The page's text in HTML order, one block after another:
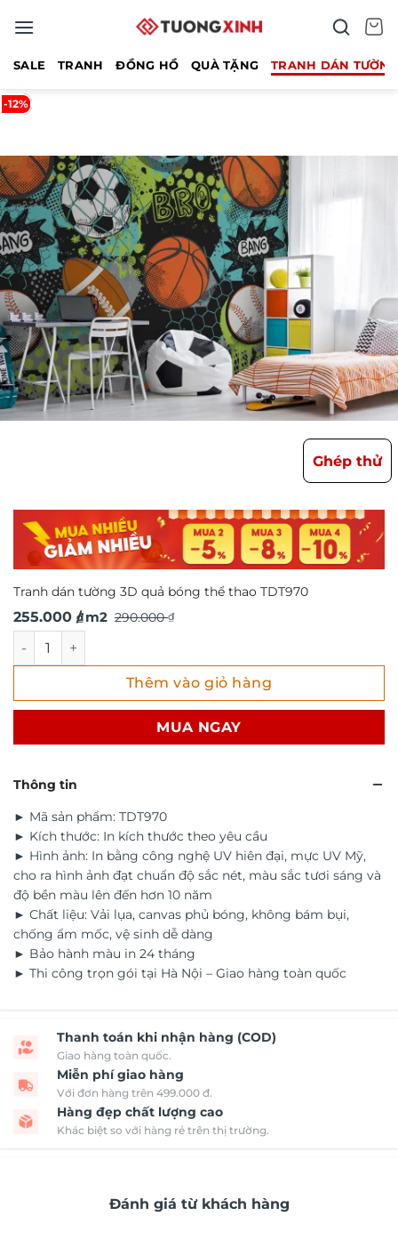
qua
SALE TRANH ĐỒNG HỒ QUÀ TẶNG TRANH DÁN
-12%
Ghép thử
Tranh dán tường 3D quả bóng thể thao TDT970
290.000₫
Giá
là:
290.000 ₫.
255.000 ₫
Giá
tại
là:
/ m2
Tranh dán tường 3D quả bóng thể thao TDT970 số lượng
Thêm vào giỏ hàng
MUA NGAY
Thông tin
► Mã sản phẩm: TDT970
► Kích thước: In kích thước theo yêu cầu
► Hình ảnh: In bằng công nghệ UV hiên đại, mực UV Mỹ,
cho ra hình ảnh đạt chuẩn độ sắc nét, màu sắc tươi sáng và
độ bền màu lên đến hơn 10 năm
► Chất liệu: Vải lụa, canvas phủ bóng, không bám bụi,
chống ẩm mốc, vệ sinh dễ dàng
► Bảo hành màu in 24 tháng
► Thi công trọn gói tại Hà Nội – Giao hàng toàn quốc
Thanh toán khi nhận hàng (COD)
Giao hàng toàn quốc.
Miễn phí giao hàng
Với đơn hàng trên 499.000 đ.
Hàng đẹp chất lượng cao
Khác biệt so với hàng rẻ trên thị trường.
Đánh giá từ khách hàng